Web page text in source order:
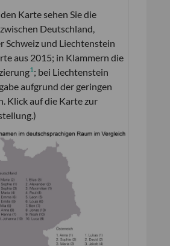
Karte sehen Sie die
Deutschland,
Schweiz und Liechtenstein
aus 2015; in Klammern die
1; bei Liechtenstein
aufgrund der geringen
Klick auf die Karte zur